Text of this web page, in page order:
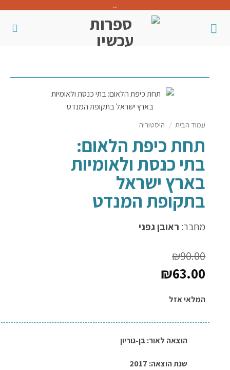
עמוד הבית היסטוריה
תחת כיפת הלאום:
בתי כנסת ולאומיות
בארץ ישראל
בתקופת המנדט
מחבר:ראובן גפני
₪90.00
₪63.00
המלאי אזל
הוצאה לאור:בן-גוריון
שנת הוצאה: 2017